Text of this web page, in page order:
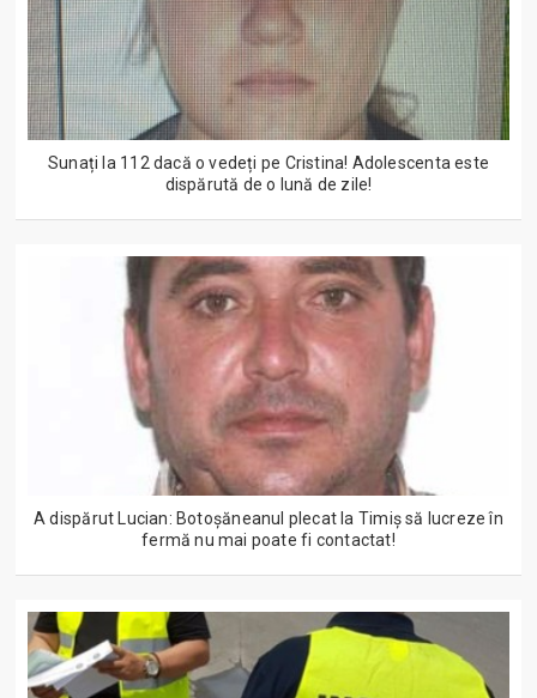
Sunați la 112 dacă o vedeți pe Cristina! Adolescenta este
dispărută de o lună de zile!
A dispărut Lucian: Botoșăneanul plecat la Timiș să lucreze în
fermă nu mai poate fi contactat!